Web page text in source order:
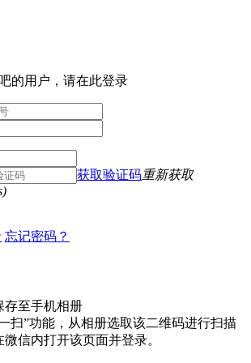
的用户，请在此登录
获取验证码重新获取
忘记密码？
存至手机相册
扫”功能，从相册选取该二维码进行扫描
信内打开该页面并登录。